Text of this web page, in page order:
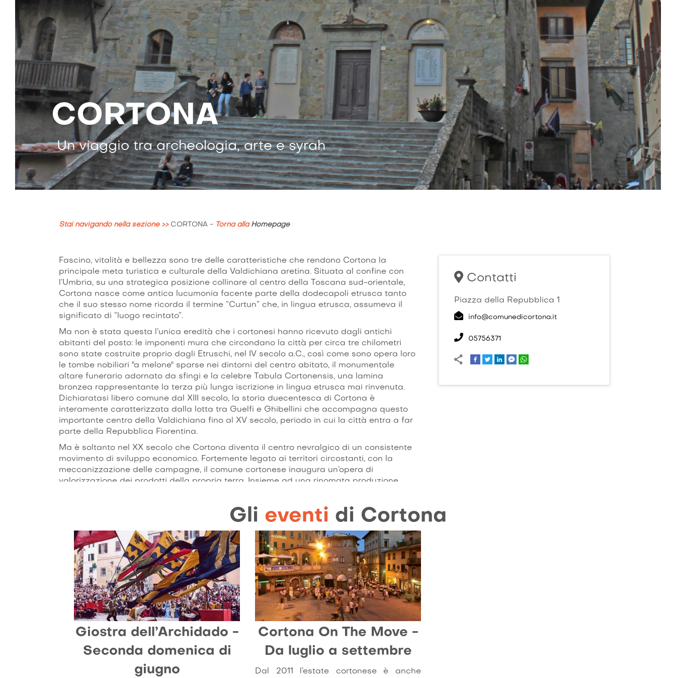
CORTONA
Un viaggio tra archeologia, arte e syrah
Stai navigando nella sezione >> CORTONA - Torna alla Homepage
Fascino, vitalità e bellezza sono tre delle caratteristiche che rendono Cortona la
principale meta turistica e culturale della Valdichiana aretina. Situata al confine con
l’Umbria, su una strategica posizione collinare al centro della Toscana sud-orientale,
Cortona nasce come antica lucumonia facente parte della dodecapoli etrusca tanto
che il suo stesso nome ricorda il termine “Curtun” che, in lingua etrusca, assumeva il
significato di “luogo recintato”.
Ma non è stata questa l’unica eredità che i cortonesi hanno ricevuto dagli antichi
abitanti del posto: le imponenti mura che circondano la città per circa tre chilometri
sono state costruite proprio dagli Etruschi, nel IV secolo a.C., così come sono opera loro
le tombe nobiliari "a melone" sparse nei dintorni del centro abitato, il monumentale
altare funerario adornato da sfingi e la celebre Tabula Cortonensis, una lamina
bronzea rappresentante la terza più lunga iscrizione in lingua etrusca mai rinvenuta.
Dichiaratasi libero comune dal XIII secolo, la storia duecentesca di Cortona è
interamente caratterizzata dalla lotta tra Guelfi e Ghibellini che accompagna questo
importante centro della Valdichiana fino al XV secolo, periodo in cui la città entra a far
parte della Repubblica Fiorentina.
Ma è soltanto nel XX secolo che Cortona diventa il centro nevralgico di un consistente
movimento di sviluppo economico. Fortemente legato ai territori circostanti, con la
meccanizzazione delle campagne, il comune cortonese inaugura un’opera di
valorizzazione dei prodotti della propria terra. Insieme ad una rinomata produzione
Sede di rilevanti scavi archeologici, come i famosi Scavi del Sodo, di fiere antiquarie e
di festival di fama internazionale, Cortona è ancora oggi uno dei luoghi più suggestivi
della vallata: un centro ricco di storia in grado di coniugare le antiche tradizioni del
territorio con una vivacità culturale di stampo decisamente moderno.
Contatti
Piazza della Repubblica 1
info@comunedicortona.it
05756371
Gli eventi di Cortona
Giostra dell’Archidado -
Seconda domenica di
giugno
Cortona On The Move -
Da luglio a settembre
Dal 2011 l’estate cortonese è anche